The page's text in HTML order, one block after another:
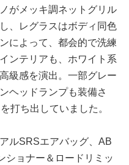
がメッキ調ネットグリル
、レグラスはボディ同色
によって、都会的で洗練
ンテリアも、ホワイト系
級感を演出。一部グレー
ヘッドランプも装備さ
打ち出していました。
ルSRSエアバッグ、AB
ショナー＆ロードリミッ